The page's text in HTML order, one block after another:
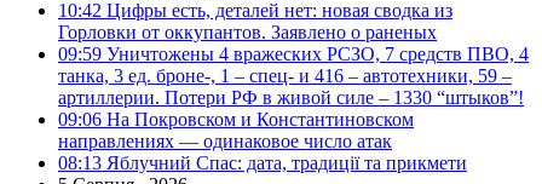
10:42 Цифры есть, деталей нет: новая сводка из
Горловки от оккупантов. Заявлено о раненых
09:59 Уничтожены 4 вражеских РСЗО, 7 средств ПВО, 4
танка, 3 ед. броне-, 1 – спец- и 416 – автотехники, 59 –
артиллерии. Потери РФ в живой силе – 1330 “штыков”!
09:06 На Покровском и Константиновском
направлениях — одинаковое число атак
08:13 Яблучний Спас: дата, традиції та прикмети